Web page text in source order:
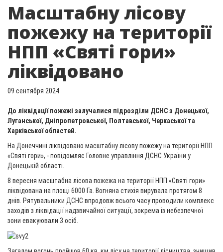
Масштабну лісову
пожежу на території
НПП «Святі гори»
ліквідовано
09 сентября 2024
До ліквідації пожежі залучалися підрозділи ДСНС з Донецької,
Луганської, Дніпропетровської, Полтавської, Черкаської та
Харківської областей.
На Донеччині ліквідовано масштабну лісову пожежу на території НПП
«Святі гори», - повідомляє Головне управління ДСНС України у
Донецькій області.
8 вересня масштабна лісова пожежа на території НПП «Святі гори»
ліквідована на площі 6000 Га. Вогняна стихія вирувала протягом 8
днів. Рятувальники ДСНС впродовж всього часу проводили комплекс
заходів з ліквідації надзвичайної ситуації, зокрема із небезпечної
зони евакуювали 3 осіб.